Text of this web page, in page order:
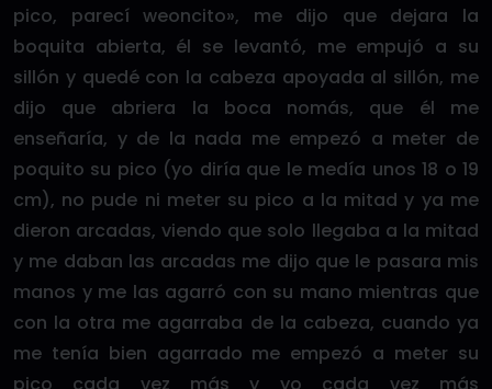
pico, parecí weoncito», me dijo que dejara la
boquita abierta, él se levantó, me empujó a su
sillón y quedé con la cabeza apoyada al sillón, me
dijo que abriera la boca nomás, que él me
enseñaría, y de la nada me empezó a meter de
poquito su pico (yo diría que le medía unos 18 o 19
cm), no pude ni meter su pico a la mitad y ya me
dieron arcadas, viendo que solo llegaba a la mitad
y me daban las arcadas me dijo que le pasara mis
manos y me las agarró con su mano mientras que
con la otra me agarraba de la cabeza, cuando ya
me tenía bien agarrado me empezó a meter su